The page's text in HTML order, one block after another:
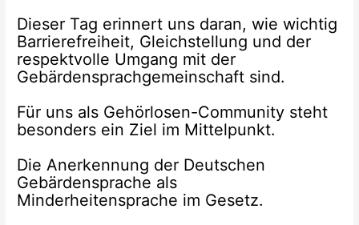
Dieser Tag erinnert uns daran, wie wichtig
Barrierefreiheit, Gleichstellung und der
respektvolle Umgang mit der
Gebärdensprachgemeinschaft sind.
Für uns als Gehörlosen-Community steht
besonders ein Ziel im Mittelpunkt.
Die Anerkennung der Deutschen
Gebärdensprache als
Minderheitensprache im Gesetz.